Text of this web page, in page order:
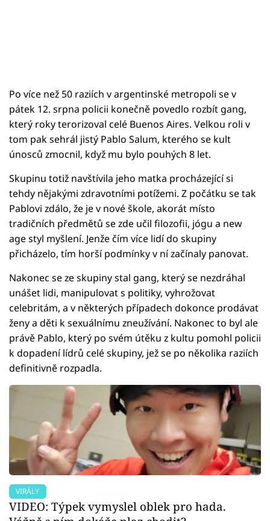
Po více než 50 raziích v argentinské metropoli se v
pátek 12. srpna policii konečně povedlo rozbít gang,
který roky terorizoval celé Buenos Aires. Velkou roli v
tom pak sehrál jistý Pablo Salum, kterého se kult
únosců zmocnil, když mu bylo pouhých 8 let.
Skupinu totiž navštívila jeho matka procházející si
tehdy nějakými zdravotními potížemi. Z počátku se tak
Pablovi zdálo, že je v nové škole, akorát místo
tradičních předmětů se zde učil filozofii, jógu a new
age styl myšlení. Jenže čím více lidí do skupiny
přicházelo, tím horší podmínky v ní začínaly panovat.
Nakonec se ze skupiny stal gang, který se nezdráhal
unášet lidi, manipulovat s politiky, vyhrožovat
celebritám, a v některých případech dokonce prodávat
ženy a děti k sexuálnímu zneužívání. Nakonec to byl ale
právě Pablo, který po svém útěku z kultu pomohl policii
k dopadení lídrů celé skupiny, jež se po několika raziích
definitivně rozpadla.
VIRÁLY
VIDEO: Týpek vymyslel oblek pro hada.